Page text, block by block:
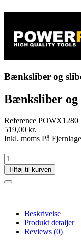
Bænksliber og
Bænksliber og
Reference POWX1280
519,00 kr.
Inkl. moms På
Tilføj til kurven
Beskrivelse
Produkt detaljer
Reviews (0)